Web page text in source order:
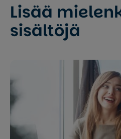
Lisää
sisältöjä